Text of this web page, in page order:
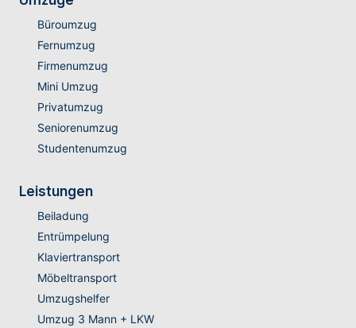
Büroumzug
Fernumzug
Firmenumzug
Mini Umzug
Privatumzug
Seniorenumzug
Studentenumzug
Leistungen
Beiladung
Entrümpelung
Klaviertransport
Möbeltransport
Umzugshelfer
Umzug 3 Mann + LKW